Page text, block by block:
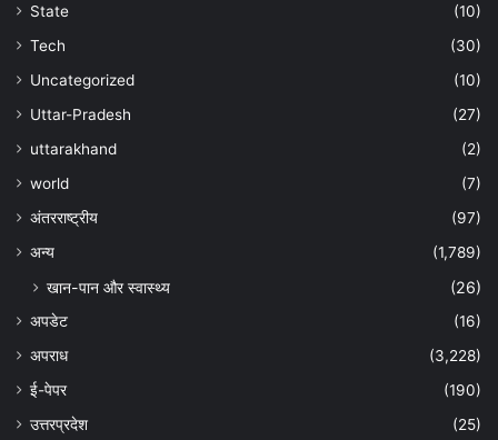
State
(10)
Tech
(30)
Uncategorized
(10)
Uttar-Pradesh
(27)
uttarakhand
(2)
world
(7)
अंतरराष्ट्रीय
(97)
अन्‍य
(1,789)
खान-पान और स्वास्थ्य (26)
अपडेट
(16)
अपराध
(3,228)
ई-पेपर
(190)
उत्तरप्रदेश
(25)